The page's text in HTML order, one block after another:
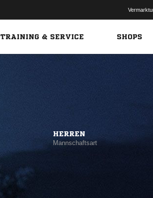
TRAINING & SERVICE SHOPS
HERREN
Mannschaftsart